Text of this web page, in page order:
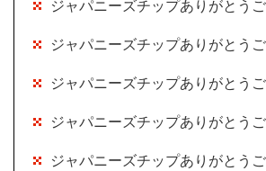
ジャパニーズチップありがとう
ジャパニーズチップありがとう
ジャパニーズチップありがとう
ジャパニーズチップありがとう
ジャパニーズチップありがとう